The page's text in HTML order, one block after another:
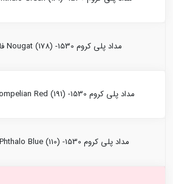
مداد پلی کروم Nougat (178) -1530 فابرکاستل
مداد پلی کروم Pompelian Red (191) -1530 فابرکاستل
مداد پلی کروم Phthalo Blue (110) -1530 فابرکاستل